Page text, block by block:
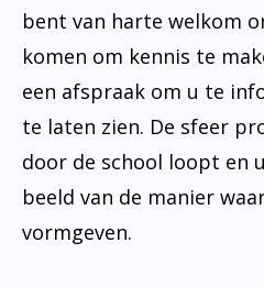
bent van harte welkom
komen om kennis te
een afspraak om u te
te laten zien. De sfeer
door de school loopt en
beeld van de manier
vormgeven.